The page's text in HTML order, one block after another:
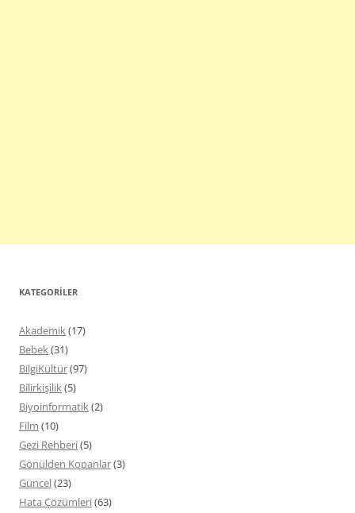
KATEGORILER
Akademik(17)
Bebek(31)
BilgiKültür(97)
Bilirkişilik(5)
Biyoinformatik(2)
Film (10)
Gezi Rehberi(5)
Gönülden Kopanlar(3)
Güncel(23)
Hata Çözümleri(63)